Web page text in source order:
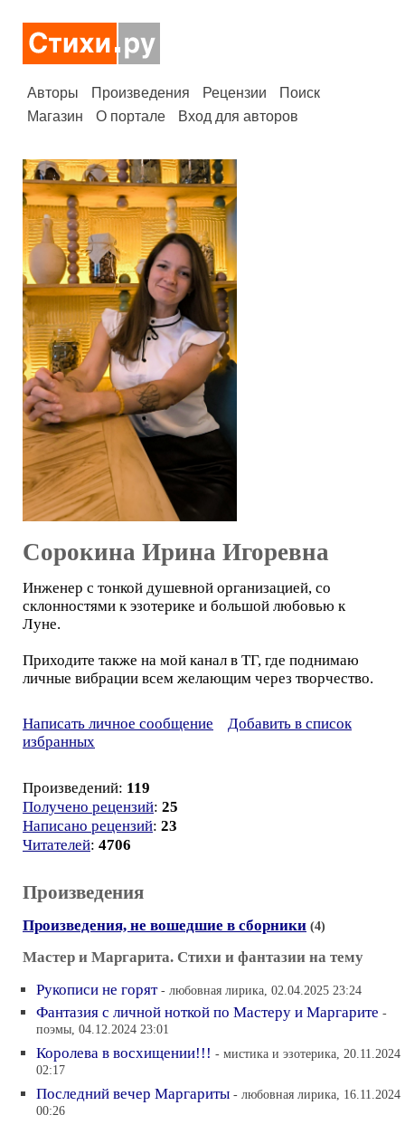
Авторы Произведения Рецензии
Поиск
Магазин
О портале Вход для авторов
Сорокина Ирина Игоревна
Инженер с тонкой душевной организацией, со
склонностями к эзотерике и большой любовью к
Луне.
Приходите также на мой канал в ТГ, где поднимаю
личные вибрации всем желающим через творчество.
Написать личное сообщение
Добавить в список
избранных
Произведений: 119
Получено рецензий: 25
Написано рецензий: 23
Читателей: 4706
Произведения
Произведения, не вошедшие в сборники (4)
Мастер и Маргарита. Стихи и фантазии на тему
Рукописи не горят - любовная лирика, 02.04.2025 23:24
Фантазия с личной ноткой по Мастеру и Маргарите -
поэмы, 04.12.2024 23:01
Королева в восхищении!!! - мистика и эзотерика, 20.11.2024
02:17
Последний вечер Маргариты - любовная лирика, 16.11.2024
00:26